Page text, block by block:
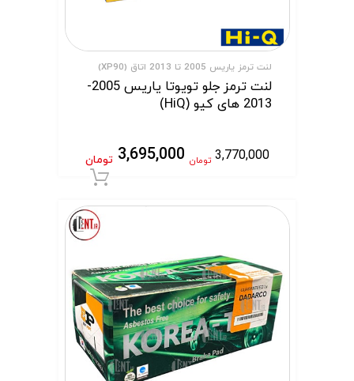
لنت ترمز یاریس 2005 تا 2013 اتاق (XP90)
لنت ترمز جلو تویوتا یاریس 2005-
2013 های کیو (HiQ)
3,770,000 تومان 3,695,000 تومان